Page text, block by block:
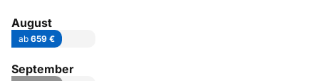
August
ab659 €
September